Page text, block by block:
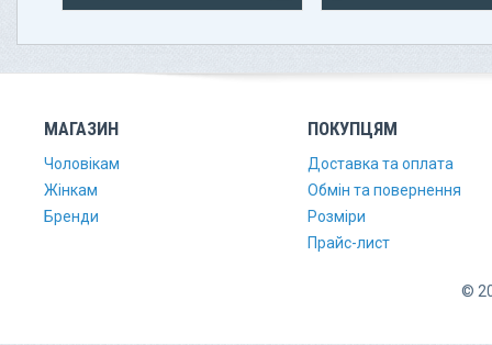
МАГАЗИН
Чоловікам
Жінкам
Бренди
ПОКУПЦЯМ
Доставка та оплата
Обмін та повернення
Розміри
Прайс-лист
©